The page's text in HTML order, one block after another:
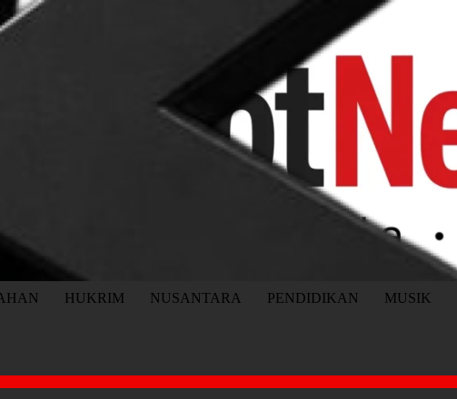
HUKRIM NUSANTARA PENDIDIKAN MUSIK